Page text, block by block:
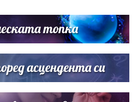
любимо място
вдигна сватба, Стоичков и
с песен
топка
асцендента си